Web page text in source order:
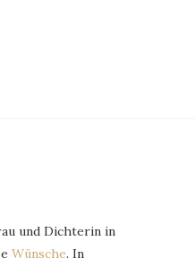
und Dichterin in
Wünsche. In